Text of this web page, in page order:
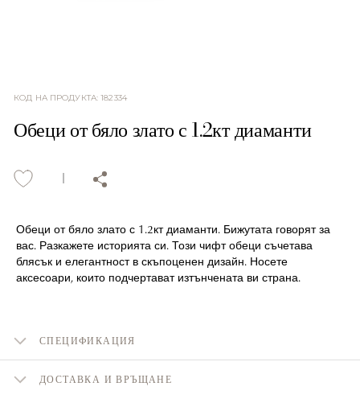
КОД НА ПРОДУКТА:182334
Обеци от бяло злато с 1.2кт диаманти
Обеци от бяло злато с 1.2кт диаманти. Бижутата говорят за
вас. Разкажете историята си. Този чифт обеци съчетава
блясък и елегантност в скъпоценен дизайн. Носете
аксесоари, които подчертават изтънчената ви страна.
СПЕЦИФИКАЦИЯ
ДОСТАВКА И ВРЪЩАНЕ